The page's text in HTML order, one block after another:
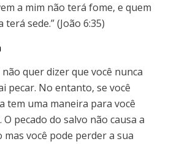
a mim não terá fome, e quem
sede.” (João 6:35)
quer dizer que você nunca
pecar. No entanto, se você
tem uma maneira para você
pecado do salvo não causa a
mas você pode perder a sua